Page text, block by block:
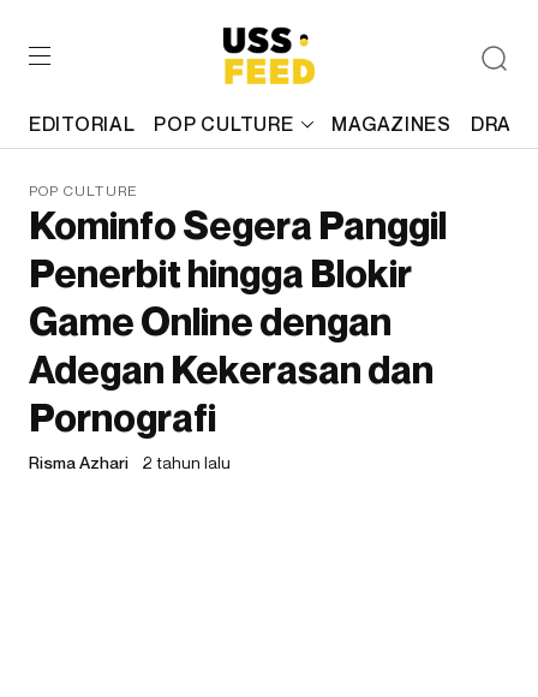
EDITORIAL POP CULTURE MAGAZINES
POP CULTURE
Kominfo Segera Panggil
Penerbit hingga Blokir
Game Online dengan
Adegan Kekerasan dan
Pornografi
Risma Azhari 2 tahun lalu